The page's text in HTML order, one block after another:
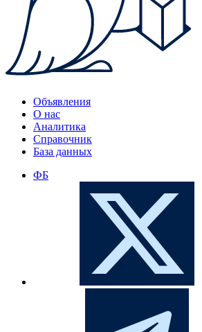
Объявления
О нас
Аналитика
Справочник
База данных
ФБ